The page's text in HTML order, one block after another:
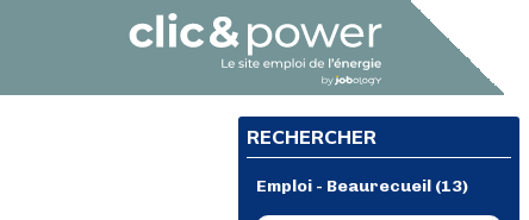
RECHERCHER
Emploi - Beaurecueil (13)